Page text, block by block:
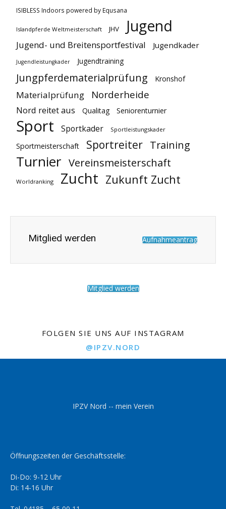
ISIBLESS Indoors powered by Equsana
Islandpferde Weltmeisterschaft JHV Jugend
Jugend- und Breitensportfestival Jugendkader
Jugendleistungkader Jugendtraining
Jungpferdematerialprüfung Kronshof
Materialprüfung Norderheide
Nord reitet aus Qualitag Seniorenturnier
Sport Sportkader Sportleistungskader
Sportmeisterschaft Sportreiter Training
Turnier Vereinsmeisterschaft
Worldranking Zucht Zukunft Zucht
Mitglied werden Aufnahmeantrag
Mitglied werden
FOLGEN SIE UNS AUF INSTAGRAM
@IPZV.NORD
IPZV Nord -- mein Verein
Öffnungszeiten der Geschäftsstelle:
Di-Do: 9-12 Uhr
Di: 14-16 Uhr